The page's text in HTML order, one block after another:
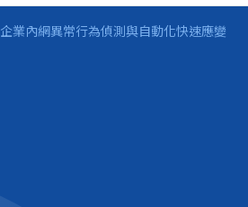
企業內網異常行為偵測與自動化快速應變